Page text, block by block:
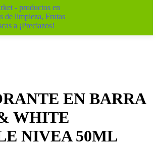
EN BARRA
WHITE
NIVEA 50ML